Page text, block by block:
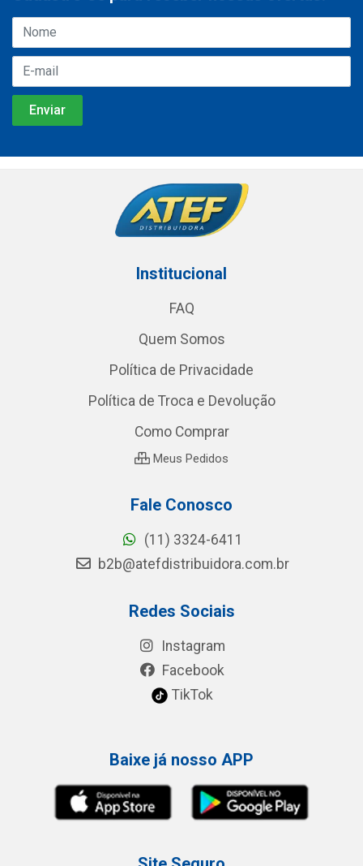
Institucional
FAQ
Quem Somos
Política de Privacidade
Política de Troca e Devolução
Como Comprar
Meus Pedidos
Fale Conosco
(11) 3324-6411
b2b@atefdistribuidora.com.br
Redes Sociais
Instagram
Facebook
TikTok
Baixe já nosso APP